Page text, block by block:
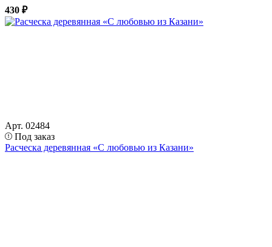
430 ₽
Арт. 02484
Под заказ
Расческа деревянная «С любовью из Казани»